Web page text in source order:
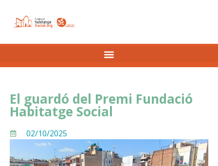
El guardó del Premi Fundació
Habitatge Social
02/10/2025